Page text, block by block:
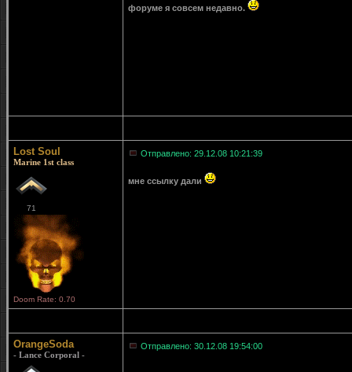
форуме я совсем недавно.
Lost Soul
Marine 1st class
71
Doom Rate: 0.70
Отправлено: 29.12.08 10:21:39
мне ссылку дали
OrangeSoda
- Lance Corporal -
Отправлено: 30.12.08 19:54:00